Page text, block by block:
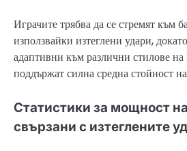
Играчите трябва да се стремят към
използвайки изтеглени удари,
адаптивни към различни стилове на
поддържат силна средна стойност
Статистики за мощност
свързани с изтеглените